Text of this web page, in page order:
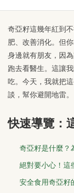
奇亞籽這幾年紅到
肥、改善消化。但
身邊就有朋友，因
跑去看醫生。這讓
吃。今天，我就把
談，幫你避開地雷。
快速導覽：
奇亞籽是什麼？
絕對要小心！這
安全食用奇亞籽